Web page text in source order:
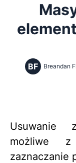
BF Breandan
Usuwanie
możliwe
zaznaczanie